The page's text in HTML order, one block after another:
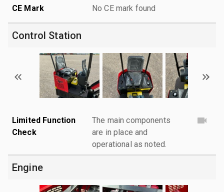
CE Mark No CE mark found
Control Station
Limited Function
Check
The main components
are in place and
operational as noted.
Engine